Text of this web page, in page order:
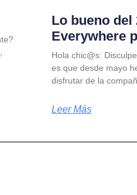
Lo bueno del
Everywhere
Hola chic@s:
es que desde mayo
disfrutar de la
Leer Más